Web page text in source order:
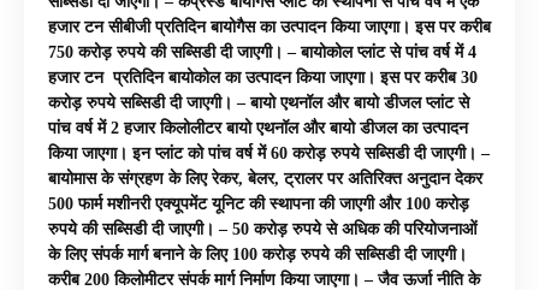
हजार टन सीबीजी प्रतिदिन बायोगैस का उत्पादन किया जाएगा। इस पर करीब
750 करोड़ रुपये की सब्सिडी दी जाएगी। – बायोकोल प्लांट से पांच वर्ष में 4
हजार टन प्रतिदिन बायोकोल का उत्पादन किया जाएगा। इस पर करीब 30
करोड़ रुपये सब्सिडी दी जाएगी। – बायो एथनॉल और बायो डीजल प्लांट से
पांच वर्ष में 2 हजार किलोलीटर बायो एथनॉल और बायो डीजल का उत्पादन
किया जाएगा। इन प्लांट को पांच वर्ष में 60 करोड़ रुपये सब्सिडी दी जाएगी। –
बायोमास के संग्रहण के लिए रेकर, बेलर, ट्रालर पर अतिरिक्त अनुदान देकर
500 फार्म मशीनरी एक्यूपमेंट यूनिट की स्थापना की जाएगी और 100 करोड़
रुपये की सब्सिडी दी जाएगी। – 50 करोड़ रुपये से अधिक की परियोजनाओं
के लिए संपर्क मार्ग बनाने के लिए 100 करोड़ रुपये की सब्सिडी दी जाएगी।
करीब 200 किलोमीटर संपर्क मार्ग निर्माण किया जाएगा। – जैव ऊर्जा नीति के